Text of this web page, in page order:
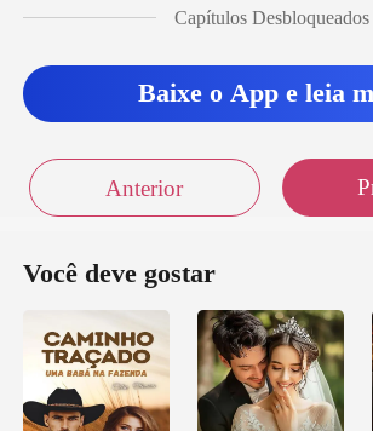
o, desde
Capítulos Desbloqueados
Baixe o App e leia
Anterior
Você deve gostar